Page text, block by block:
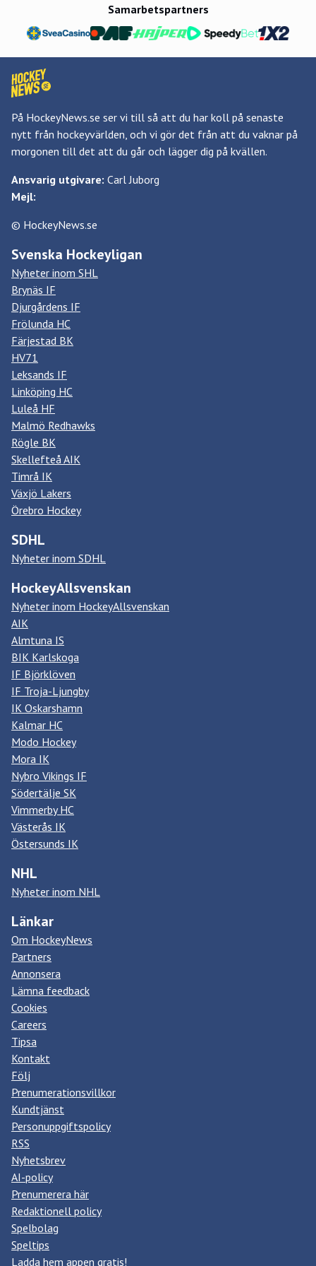
Samarbetspartners
På HockeyNews.se ser vi till så att du har koll på senaste
nytt från hockeyvärlden, och vi gör det från att du vaknar på
morgonen till det att du går och lägger dig på kvällen.
Ansvarig utgivare: Carl Juborg
Mejl:
© HockeyNews.se
Svenska Hockeyligan
Nyheter inom SHL
Brynäs IF
Djurgårdens IF
Frölunda HC
Färjestad BK
HV71
Leksands IF
Linköping HC
Luleå HF
Malmö Redhawks
Rögle BK
Skellefteå AIK
Timrå IK
Växjö Lakers
Örebro Hockey
SDHL
Nyheter inom SDHL
HockeyAllsvenskan
Nyheter inom HockeyAllsvenskan
AIK
Almtuna IS
BIK Karlskoga
IF Björklöven
IF Troja-Ljungby
IK Oskarshamn
Kalmar HC
Modo Hockey
Mora IK
Nybro Vikings IF
Södertälje SK
Vimmerby HC
Västerås IK
Östersunds IK
NHL
Nyheter inom NHL
Länkar
Om HockeyNews
Partners
Annonsera
Lämna feedback
Cookies
Careers
Tipsa
Kontakt
Följ
Prenumerationsvillkor
Kundtjänst
Personuppgiftspolicy
RSS
Nyhetsbrev
AI-policy
Prenumerera här
Redaktionell policy
Spelbolag
Speltips
Ladda hem appen gratis!